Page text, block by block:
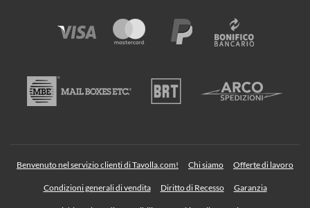
Benvenuto nel servizio clienti di Tavolla.com! Chi siamo Offerte di lavoro
Condizioni generali di vendita Diritto di Recesso Garanzia